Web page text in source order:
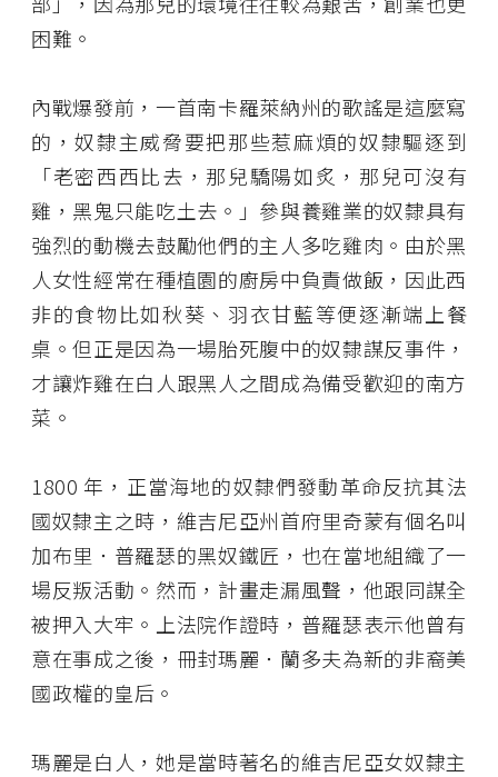
困難。
內戰爆發前，一首南卡羅萊納州的歌謠是這麼寫
的，奴隸主威脅要把那些惹麻煩的奴隸驅逐到
「老密西西比去，那兒驕陽如炙，那兒可沒有
雞，黑鬼只能吃土去。」參與養雞業的奴隸具有
強烈的動機去鼓勵他們的主人多吃雞肉。由於黑
人女性經常在種植園的廚房中負責做飯，因此西
非的食物比如秋葵、羽衣甘藍等便逐漸端上餐
桌。但正是因為一場胎死腹中的奴隸謀反事件，
才讓炸雞在白人跟黑人之間成為備受歡迎的南方
菜。
1800 年，正當海地的奴隸們發動革命反抗其法
國奴隸主之時，維吉尼亞州首府里奇蒙有個名叫
加布里．普羅瑟的黑奴鐵匠，也在當地組織了一
場反叛活動。然而，計畫走漏風聲，他跟同謀全
被押入大牢。上法院作證時，普羅瑟表示他曾有
意在事成之後，冊封瑪麗．蘭多夫為新的非裔美
國政權的皇后。
瑪麗是白人，她是當時著名的維吉尼亞女奴隸主